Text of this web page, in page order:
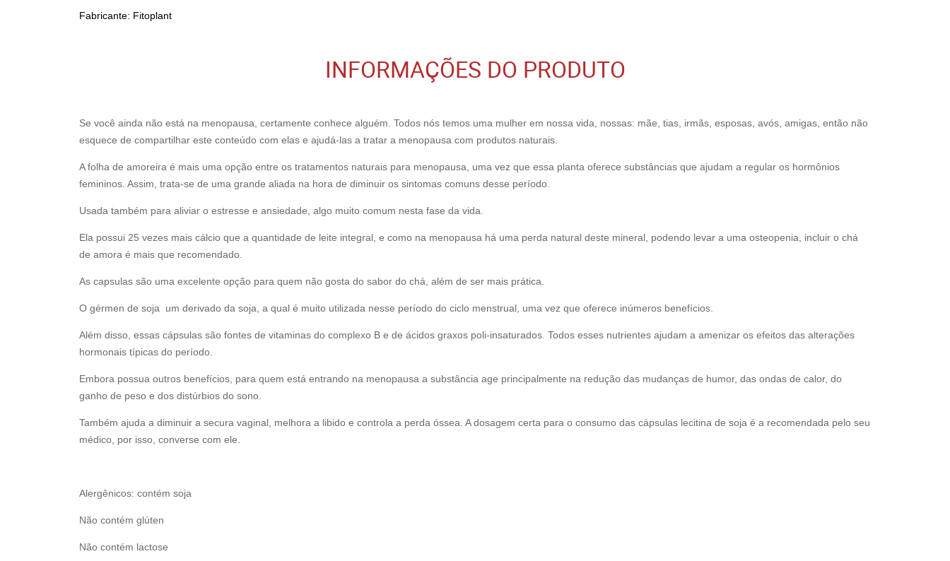
Fabricante: Fitoplant
INFORMAÇÕES DO PRODUTO
Se você ainda não está na menopausa, certamente conhece alguém. Todos nós temos uma mulher em nossa vida, nossas: mãe, tias, irmãs, esposas, avós, amigas, então não
esquece de compartilhar este conteúdo com elas e ajudá-las a tratar a menopausa com produtos naturais.
A folha de amoreira é mais uma opção entre os tratamentos naturais para menopausa, uma vez que essa planta oferece substâncias que ajudam a regular os hormônios
femininos. Assim, trata-se de uma grande aliada na hora de diminuir os sintomas comuns desse período.
Usada também para aliviar o estresse e ansiedade, algo muito comum nesta fase da vida.
Ela possui 25 vezes mais cálcio que a quantidade de leite integral, e como na menopausa há uma perda natural deste mineral, podendo levar a uma osteopenia, incluir o chá
de amora é mais que recomendado.
As capsulas são uma excelente opção para quem não gosta do sabor do chá, além de ser mais prática.
O gérmen de soja um derivado da soja, a qual é muito utilizada nesse período do ciclo menstrual, uma vez que oferece inúmeros benefícios.
Além disso, essas cápsulas são fontes de vitaminas do complexo B e de ácidos graxos poli-insaturados. Todos esses nutrientes ajudam a amenizar os efeitos das alterações
hormonais típicas do período.
Embora possua outros benefícios, para quem está entrando na menopausa a substância age principalmente na redução das mudanças de humor, das ondas de calor, do
ganho de peso e dos distúrbios do sono.
Também ajuda a diminuir a secura vaginal, melhora a libido e controla a perda óssea. A dosagem certa para o consumo das cápsulas lecitina de soja é a recomendada pelo seu
médico, por isso, converse com ele.
Alergênicos: contém soja
Não contém glúten
Não contém lactose